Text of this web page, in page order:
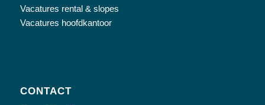
Vacatures rental & slopes
Vacatures hoofdkantoor
CONTACT